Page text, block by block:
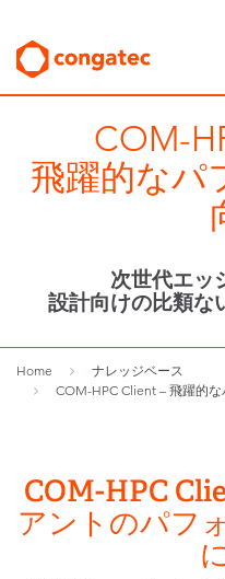
COM-
飛躍的なパ
次世代エッ
設計向けの比類な
Home
ナレッジベース
COM-HPC Client – 飛躍的
COM-HPC
アントのパフ